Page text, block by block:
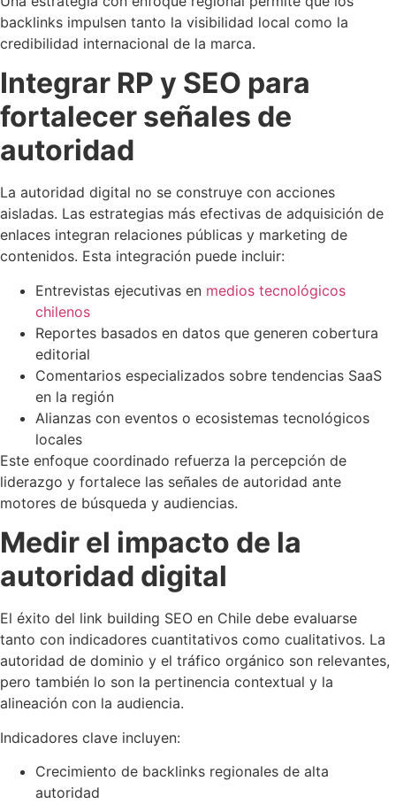
backlinks impulsen tanto la visibilidad local como la
credibilidad internacional de la marca.
Integrar RP y SEO para
fortalecer señales de
autoridad
La autoridad digital no se construye con acciones
aisladas. Las estrategias más efectivas de adquisición de
enlaces integran relaciones públicas y marketing de
contenidos. Esta integración puede incluir:
Entrevistas ejecutivas en medios tecnológicos
chilenos
Reportes basados en datos que generen cobertura
editorial
Comentarios especializados sobre tendencias SaaS
en la región
Alianzas con eventos o ecosistemas tecnológicos
locales
Este enfoque coordinado refuerza la percepción de
liderazgo y fortalece las señales de autoridad ante
motores de búsqueda y audiencias.
Medir el impacto de la
autoridad digital
El éxito del link building SEO en Chile debe evaluarse
tanto con indicadores cuantitativos como cualitativos. La
autoridad de dominio y el tráfico orgánico son relevantes,
pero también lo son la pertinencia contextual y la
alineación con la audiencia.
Indicadores clave incluyen:
Crecimiento de backlinks regionales de alta
autoridad